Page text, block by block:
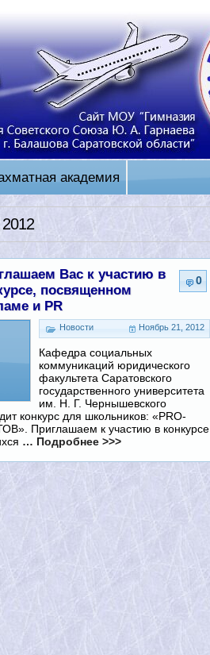
академия
0
Вас к участию в
посвященном
и PR
Ноябрь 21, 2012
Новости
Кафедра социальных
коммуникаций юридического
факультета Саратовского
государственного университета
им. Н. Г. Чернышевского
конкурс для школьников: «PRО-
Приглашаем к участию в конкурсе
… Подробнее >>>